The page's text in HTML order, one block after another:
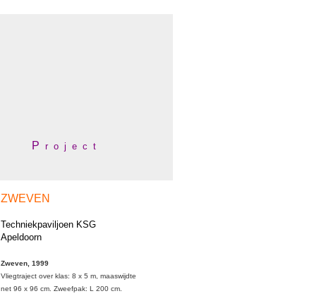
P r o j e c t
ZWEVEN
Techniekpaviljoen KSG
Apeldoorn
Zweven, 1999
Vliegtraject over klas: 8 x 5 m, maaswijdte
net 96 x 96 cm. Zweefpak: L 200 cm.